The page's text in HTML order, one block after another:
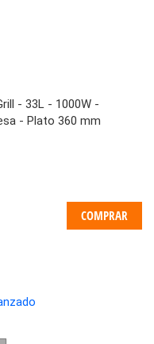
- 33L - 1000W -
- Plato 360 mm
COMPRAR